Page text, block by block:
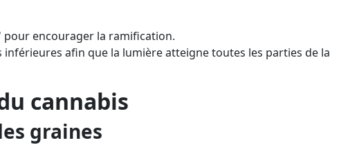
encourager la ramification.
inférieures afin que la lumière atteigne toutes les parties de la
cannabis
graines